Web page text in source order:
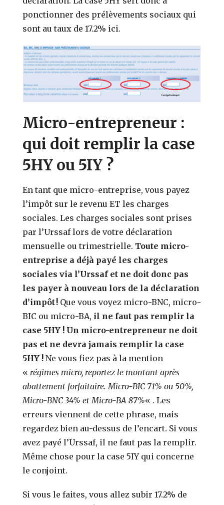
ponctionner des prélèvements sociaux qui
sont au taux de 17.2% ici.
Micro-entrepreneur :
qui doit remplir la case
5HY ou 5IY ?
En tant que micro-entreprise, vous payez
l’impôt sur le revenu ET les charges
sociales. Les charges sociales sont prises
par l’Urssaf lors de votre déclaration
mensuelle ou trimestrielle. Toute micro-
entreprise a déjà payé les charges
sociales via l’Urssaf et ne doit donc pas
les payer à nouveau lors de la déclaration
d’impôt ! Que vous voyez micro-BNC, micro-
BIC ou micro-BA, il ne faut pas remplir la
case 5HY ! Un micro-entrepreneur ne doit
pas et ne devra jamais remplir la case
5HY ! Ne vous fiez pas à la mention
« régimes micro, reportez le montant après
abattement forfaitaire. Micro-BIC 71% ou 50%,
Micro-BNC 34% et Micro-BA 87%« . Les
erreurs viennent de cette phrase, mais
regardez bien au-dessus de l’encart. Si vous
avez payé l’Urssaf, il ne faut pas la remplir.
Même chose pour la case 5IY qui concerne
le conjoint.
Si vous le faites, vous allez subir 17.2% de